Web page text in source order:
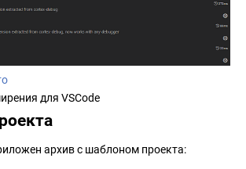
для VSCode
архив с шаблоном проекта: